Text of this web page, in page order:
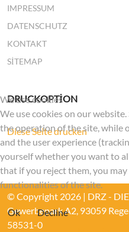
IMPRESSUM
DATENSCHUTZ
KONTAKT
SITEMAP
DRUCKOPTION
Diese Seite drucken
© Copyright 2026 | DRZ -
Gewerbepark A2, 93059
58531-0
We use cookies
We use cookies on our
the operation of the site, while
and the user experience
yourself whether you want to
that if you reject them, you
functionalities of the site.
Ok
Decline